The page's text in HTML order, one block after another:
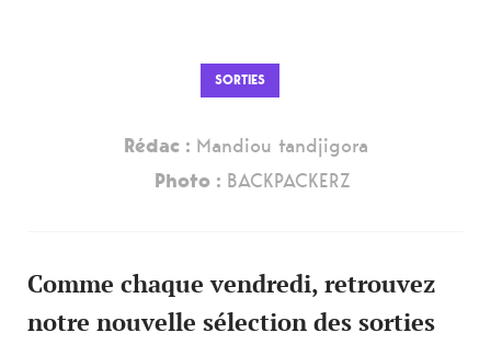
SORTIES
Rédac : Mandiou tandjigora
Photo : BACKPACKERZ
Comme chaque vendredi, retrouvez
notre nouvelle sélection des sorties